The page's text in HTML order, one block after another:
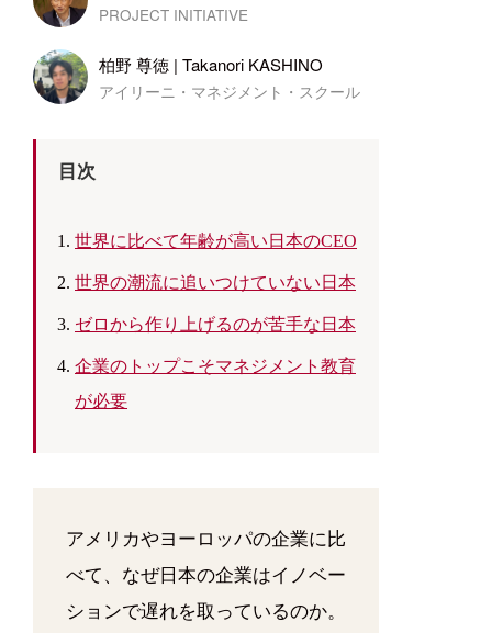
PROJECT INITIATIVE
柏野 尊徳 | Takanori KASHINO
アイリーニ・マネジメント・スクール
目次
世界に比べて年齢が高い日本のCEO
世界の潮流に追いつけていない日本
ゼロから作り上げるのが苦手な日本
企業のトップこそマネジメント教育
が必要
アメリカやヨーロッパの企業に比
べて、なぜ日本の企業はイノベー
ションで遅れを取っているのか。